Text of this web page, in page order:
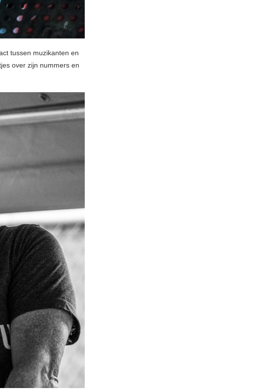
tussen muzikanten en
over zijn nummers en